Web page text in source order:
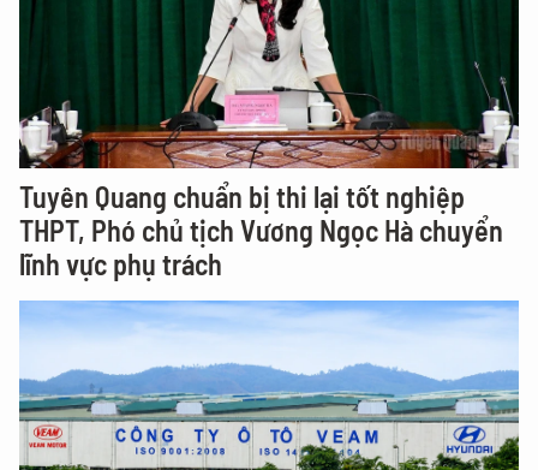
Tuyên Quang chuẩn bị thi lại tốt nghiệp
THPT, Phó chủ tịch Vương Ngọc Hà chuyển
lĩnh vực phụ trách